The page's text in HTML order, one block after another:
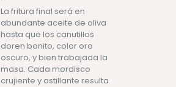
La fritura final será en
abundante aceite de oliva
hasta que los canutillos
doren bonito, color oro
oscuro, y bien trabajada la
masa. Cada mordisco
crujiente y astillante resulta